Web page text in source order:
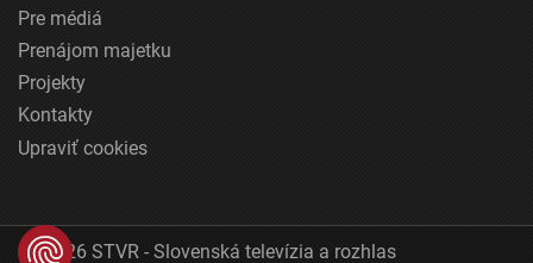
Pre médiá
Prenájom majetku
Projekty
Kontakty
Upraviť cookies
© 2026 STVR - Slovenská televízia a rozhlas